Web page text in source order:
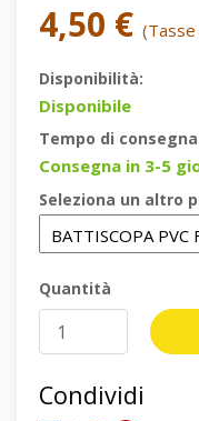
4,50 € (Tasse
Disponibilità:
Disponibile
Tempo di
Consegna in 3-5
Seleziona un altro
Quantità
Condividi